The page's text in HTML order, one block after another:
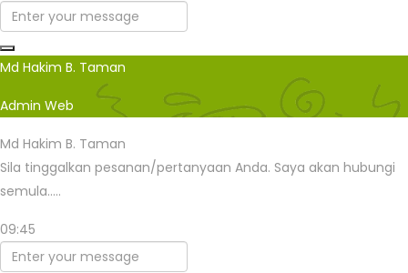
Md Hakim B. Taman
Admin Web
Md Hakim B. Taman
Sila tinggalkan pesanan/pertanyaan Anda. Saya akan hubungi
semula.....
09:45